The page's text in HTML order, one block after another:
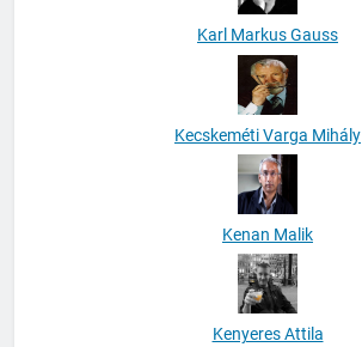
Karl Markus Gauss
Kecskeméti Varga Mihály
Kenan Malik
Kenyeres Attila